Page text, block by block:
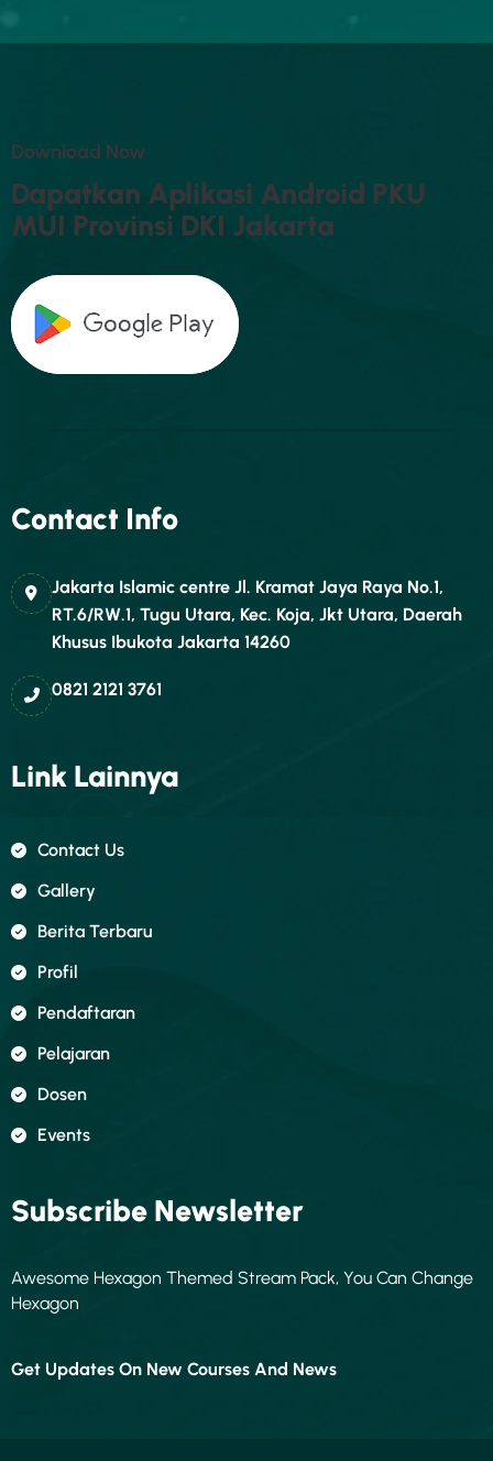
DOWNLOAD NOW
DAPATKAN APLIKASI ANDROID PKU
MUI PROVINSI DKI JAKARTA
Contact Info
Jakarta Islamic centre Jl. Kramat Jaya Raya No.1,
RT.6/RW.1, Tugu Utara, Kec. Koja, Jkt Utara, Daerah
Khusus Ibukota Jakarta 14260
0821 2121 3761
Link Lainnya
Contact Us
Gallery
Berita Terbaru
Profil
Pendaftaran
Pelajaran
Dosen
Events
Subscribe Newsletter
Awesome Hexagon Themed Stream Pack, You Can Change
Hexagon
Get Updates On New Courses And News